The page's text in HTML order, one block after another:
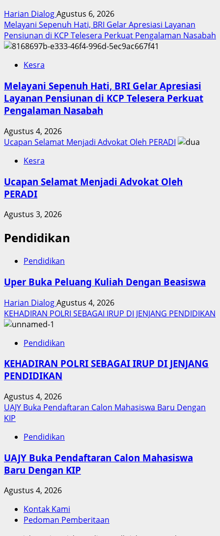
Harian DialogAgustus 6, 2026
Melayani Sepenuh Hati, BRI Gelar Apresiasi Layanan
Pensiunan di KCP Telesera Perkuat Pengalaman Nasabah
Kesra
Melayani Sepenuh Hati, BRI Gelar Apresiasi
Layanan Pensiunan di KCP Telesera Perkuat
Pengalaman Nasabah
Agustus 4, 2026
Ucapan Selamat Menjadi Advokat Oleh PERADI
Kesra
Ucapan Selamat Menjadi Advokat Oleh
PERADI
Agustus 3, 2026
Pendidikan
Pendidikan
Uper Buka Peluang Kuliah Dengan Beasiswa
Harian DialogAgustus 4, 2026
KEHADIRAN POLRI SEBAGAI IRUP DI JENJANG PENDIDIKAN
Pendidikan
KEHADIRAN POLRI SEBAGAI IRUP DI JENJANG
PENDIDIKAN
Agustus 4, 2026
UAJY Buka Pendaftaran Calon Mahasiswa Baru Dengan
KIP
Pendidikan
UAJY Buka Pendaftaran Calon Mahasiswa
Baru Dengan KIP
Agustus 4, 2026
Kontak Kami
Pedoman Pemberitaan